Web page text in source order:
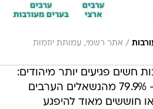
/ אתר רשמי, עמותת יוזמות
חשים פגיעים יותר מיהודים:
חשש מעבירות רכוש - 79.9% מהנשאלים הערבים
חוששים מאוד להיפגע